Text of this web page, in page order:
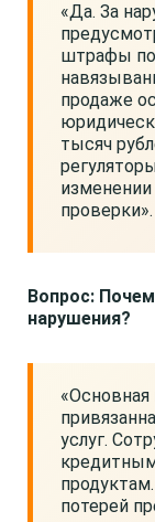
«Да. За
штрафы
продаже
тысяч
проверки».
Вопрос:
нарушения?
услуг.
потерей